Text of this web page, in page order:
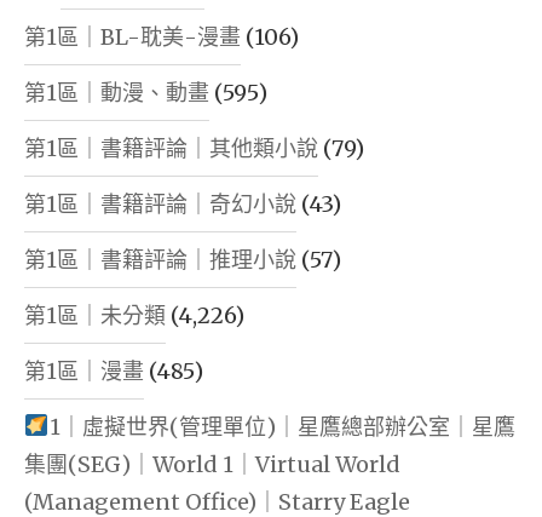
第1區｜BL-耽美-漫畫 (106)
第1區｜動漫、動畫 (595)
第1區｜書籍評論｜其他類小說 (79)
第1區｜書籍評論｜奇幻小說 (43)
第1區｜書籍評論｜推理小說 (57)
第1區｜未分類 (4,226)
第1區｜漫畫 (485)
1｜虛擬世界(管理單位)｜星鷹總部辦公室｜星鷹
集團(SEG)｜World 1｜Virtual World
(Management Office)｜Starry Eagle